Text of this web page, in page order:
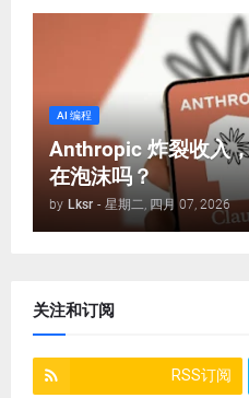
AI 编程
Anthropic 炸裂收入
在泡沫吗？
by Lksr - 星期二, 四月 07, 2026
关注和订阅
RSS订阅